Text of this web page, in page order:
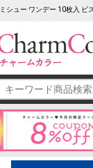
ミシュー ワンデー 10枚入 ビ